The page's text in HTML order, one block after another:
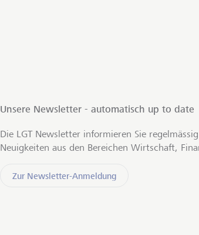
Unsere Newsletter - automatisch up to date
Die LGT Newsletter informieren Sie
Neuigkeiten aus den Bereichen Wirtschaft,
Zur Newsletter-Anmeldung